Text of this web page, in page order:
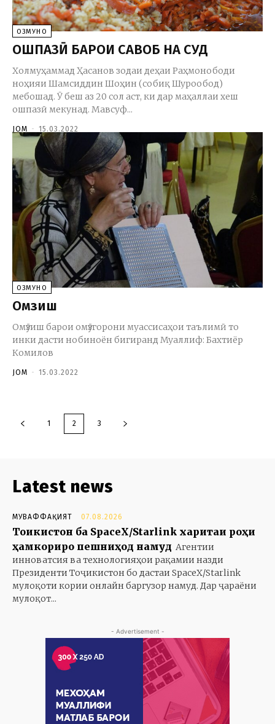
ОЗМУНҲО
ОШПАЗӢ БАРОИ САВОБ НА СУД
Холмуҳаммад Ҳасанов зодаи деҳаи Раҳмонободи
ноҳияи Шамсиддин Шоҳин (собиқ Шурообод)
мебошад. Ӯ беш аз 20 сол аст, ки дар маҳаллаи хеш
ошпазӣ мекунад. Мавсуф...
JOM - 15.03.2022
ОЗМУНҲО
Омӯзиш
Омӯзиш барои омӯзгорони муассисаҳои таълимӣ то
инки дасти нобиноён бигиранд Муаллиф: Бахтиёр
Комилов
JOM - 15.03.2022
1 2 3
Latest news
МУВАФФАҚИЯТ 07.08.2026
Тоҷикистон ба SpaceX/Starlink харитаи роҳи
ҳамкориро пешниҳод намуд Агентии
инноватсия ва технологияҳои рақамии назди
Президенти Тоҷикистон бо дастаи SpaceX/Starlink
мулоқоти кории онлайн баргузор намуд. Дар ҷараёни
мулоқот...
- Advertisement -